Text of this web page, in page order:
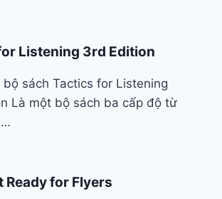
Listening 3rd Edition
bộ sách Tactics for Listening
Là một bộ sách ba cấp độ từ
Ready for Flyers